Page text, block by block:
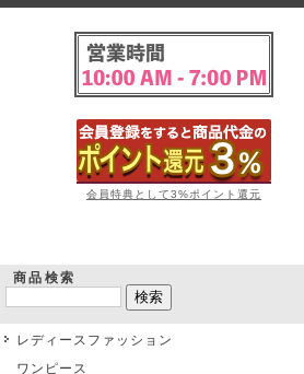
会員特典として3%ポイント還元
商品検索
レディースファッション
ワンピース